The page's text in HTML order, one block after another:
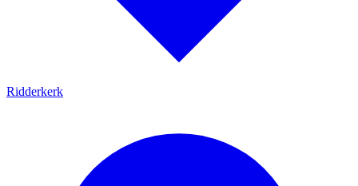
Ridderkerk